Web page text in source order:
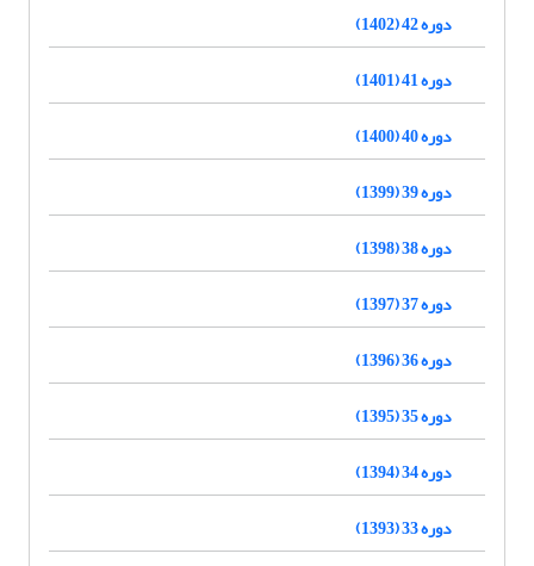
دوره 42 (1402)
دوره 41 (1401)
دوره 40 (1400)
دوره 39 (1399)
دوره 38 (1398)
دوره 37 (1397)
دوره 36 (1396)
دوره 35 (1395)
دوره 34 (1394)
دوره 33 (1393)